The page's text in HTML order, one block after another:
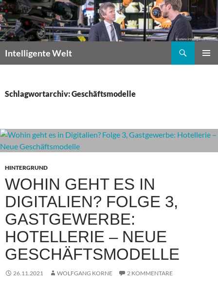
Zum
Inhalt
springen
Intelligente Welt
Schlagwortarchiv: Geschäftsmodelle
HINTERGRUND
WOHIN GEHT ES IN
DIGITALIEN? FOLGE 3,
GASTGEWERBE:
HOTELLERIE – NEUE
GESCHÄFTSMODELLE
26.11.2021 WOLFGANG KORNE 2 KOMMENTARE